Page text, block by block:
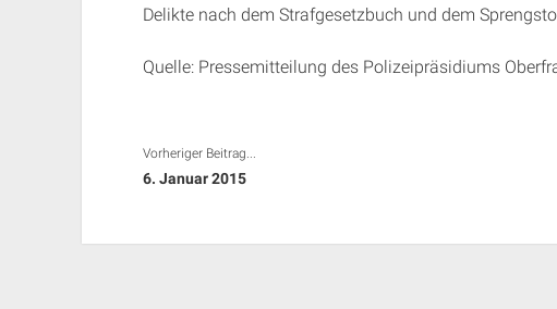
Delikte nach dem Strafgesetzbuch und dem
Quelle: Pressemitteilung des Polizeipräsidiums
Vorheriger Beitrag...
6. Januar 2015